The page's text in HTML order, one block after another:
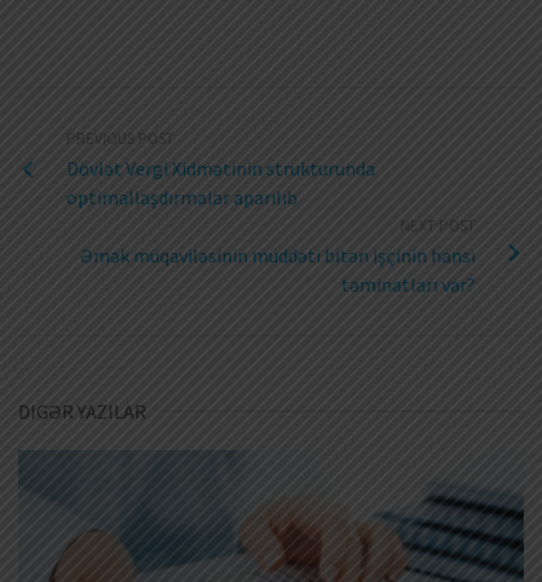
PREVIOUS POST
Dövlət Vergi Xidmətinin strukturunda
optimallaşdırmalar aparılıb
NEXT POST
Əmək müqaviləsinin müddəti bitən işçinin hansı
təminatları var?
DIGƏR YAZILAR